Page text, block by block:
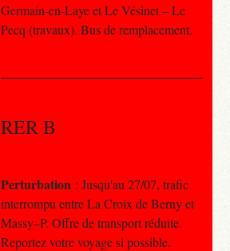
Germain-en-Laye et Le Vésinet – Le
Pecq (travaux). Bus de remplacement.
RER B
Perturbation : Jusqu'au 27/07, trafic
interrompu entre La Croix de Berny et
Massy–P. Offre de transport réduite.
Reportez votre voyage si possible.